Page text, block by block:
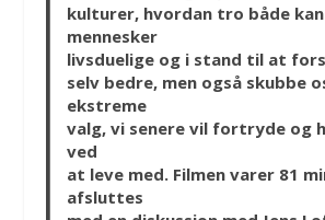
kulturer, hvordan tro både
mennesker
livsduelige og i stand til at
selv bedre, men også skubbe
ekstreme
valg, vi senere vil fortryde og
ved
at leve med. Filmen varer 81
afsluttes